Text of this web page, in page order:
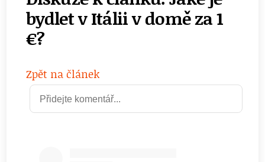
bydlet v Itálii v domě za 1
€?
Zpět na článek